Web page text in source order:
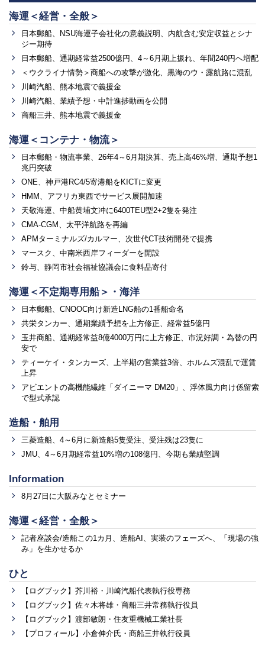
海運＜経営・全般＞
日本郵船、NSU海運子会社化の意義説明、内航含む安定収益とシナ
ジー期待
日本郵船、通期経常益2500億円、4～6月期上振れ、年間240円へ増配
＜ウクライナ情勢＞商船への攻撃が激化、黒海のウ・露航路に混乱
川崎汽船、熊本地震で義援金
川崎汽船、業績予想・中計進捗動画を公開
商船三井、熊本地震で義援金
海運＜コンテナ・物流＞
日本郵船・物流事業、26年4～6月期決算、売上高46%増、通期予想1
兆円突破
ONE、神戸港RC4/5寄港船をKICTに変更
HMM、アフリカ東西でサービス展開加速
天敬海運、中船黄埔文冲に6400TEU型2+2隻を発注
CMA-CGM、太平洋航路を再編
APMターミナルズ/カルマー、次世代CT技術開発で提携
マースク、中南米西岸フィーダーを開設
鈴与、静岡市社会福祉協議会に食料品寄付
海運＜不定期専用船＞・海洋
日本郵船、CNOOC向け新造LNG船の1番船命名
共栄タンカー、通期業績予想を上方修正、経常益5億円
玉井商船、通期経常益8億4000万円に上方修正、市況好調・為替の円
安で
ティーケイ・タンカーズ、上半期の営業益3倍、ホルムズ混乱で運賃
上昇
アビエントの高機能繊維「ダイニーマ DM20」、浮体風力向け係留索
で型式承認
造船・舶用
三菱造船、4～6月に新造船5隻受注、受注残は23隻に
JMU、4～6月期経常益10%増の108億円、今期も業績堅調
Information
8月27日に大阪みなとセミナー
海運＜経営・全般＞
記者座談会/造船この1カ月、造船AI、実装のフェーズへ、「現場の強
み」を生かせるか
ひと
【ログブック】芥川裕・川崎汽船代表執行役専務
【ログブック】佐々木将雄・商船三井常務執行役員
【ログブック】渡部敏朗・住友重機械工業社長
【プロフィール】小倉伸介氏・商船三井執行役員